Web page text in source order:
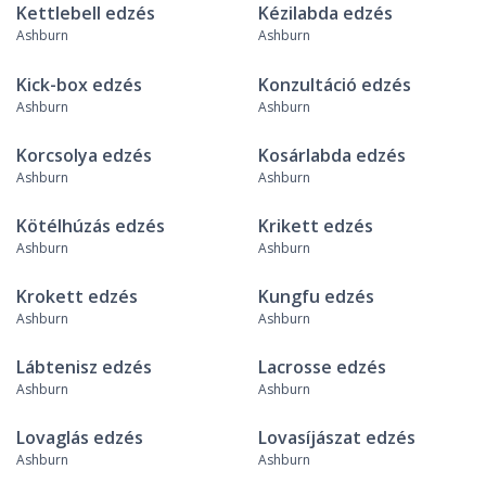
Kettlebell edzés
Ashburn
Kézilabda edzés
Ashburn
Kick-box edzés
Ashburn
Konzultáció edzés
Ashburn
Korcsolya edzés
Ashburn
Kosárlabda edzés
Ashburn
Kötélhúzás edzés
Ashburn
Krikett edzés
Ashburn
Krokett edzés
Ashburn
Kungfu edzés
Ashburn
Lábtenisz edzés
Ashburn
Lacrosse edzés
Ashburn
Lovaglás edzés
Ashburn
Lovasíjászat edzés
Ashburn